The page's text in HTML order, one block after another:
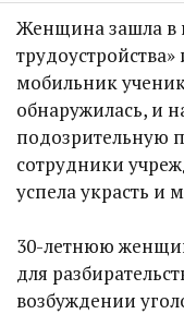
Женщина зашла в
мобильник
обнаружилась, и
подозрительную
сотрудники
успела украсть и
30-летнюю
для
возбуждении